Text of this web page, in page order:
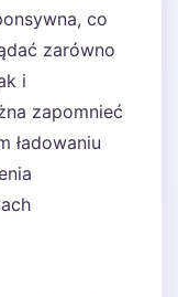
co
zarówno
i
zapomnieć
ładowaniu